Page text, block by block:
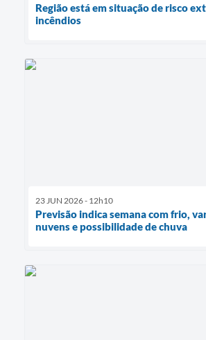
Região está em situação de risco
incêndios
23 JUN 2026 - 12h10
Previsão indica semana com frio,
nuvens e possibilidade de chuva